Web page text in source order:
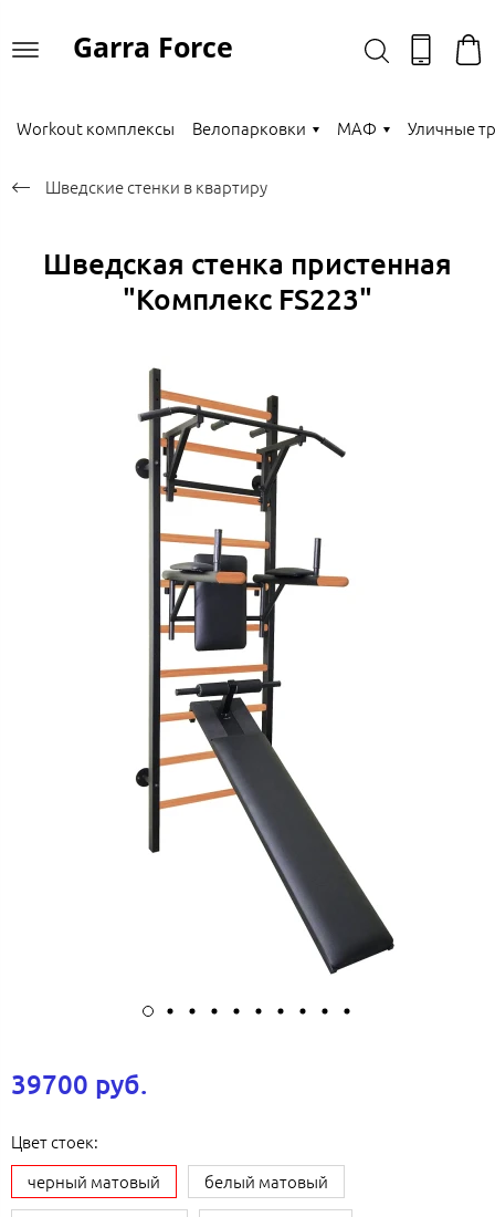
Garra Force
Workout комплексы Велопарковки МАФ Уличные
Шведские стенки в квартиру
Шведская стенка пристенная
"Комплекс FS223"
39700 руб.
Цвет стоек:
черный матовый
белый матовый